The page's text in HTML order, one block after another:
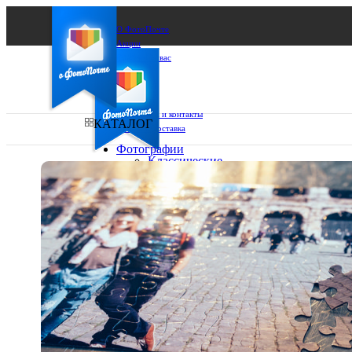
О ФотоПочте
Акции
Сделаем за вас
Бизнесу
FAQ
Франшиза
Поддержка и контакты
Оплата и доставка
Ваш город:
Ваш регион доставки
Выберите из списка:
КАТАЛОГ
Фотографии
Классические
10х10
10х15
13х18
15х15
15х20
20х20
20х30
30х30
30х40
А4
Фото
в